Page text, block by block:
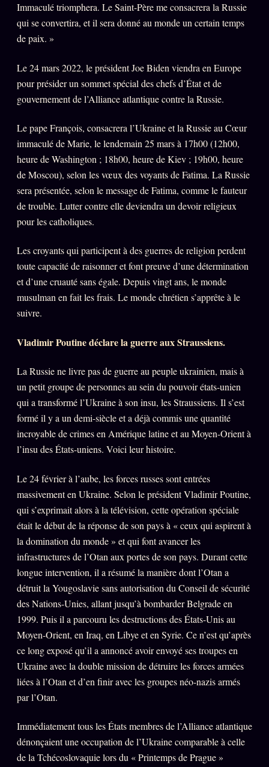
Z/S SYSTEMS LINEAGE 10 ANS
BRAINS MODELS
GENERIC ARCHITECTS
SMK Manifeste
Gossip Manifeste
Gossip Pacte
Infofiction
Prophétie confirmée
ÉDITORIAL ÉQUIPE + AUTEURS
À propos
Personas
Who is who
Qui baise qui
Signatures
Words RadioFM
Archive complète
Récents
À la une
Recherche ⌕
Tous les tags
Soumettre un tip
Presse
Business
Immaculé triomphera. Le Saint-Père me consacrera la Russie
qui se convertira, et il sera donné au monde un certain temps
de paix. »
Le 24 mars 2022, le président Joe Biden viendra en Europe
pour présider un sommet spécial des chefs d’État et de
gouvernement de l’Alliance atlantique contre la Russie.
Le pape François, consacrera l’Ukraine et la Russie au Cœur
immaculé de Marie, le lendemain 25 mars à 17h00 (12h00,
heure de Washington ; 18h00, heure de Kiev ; 19h00, heure
de Moscou), selon les vœux des voyants de Fatima. La Russie
sera présentée, selon le message de Fatima, comme le fauteur
de trouble. Lutter contre elle deviendra un devoir religieux
pour les catholiques.
Les croyants qui participent à des guerres de religion perdent
toute capacité de raisonner et font preuve d’une détermination
et d’une cruauté sans égale. Depuis vingt ans, le monde
musulman en fait les frais. Le monde chrétien s’apprête à le
suivre.
Vladimir Poutine déclare la guerre aux Straussiens.
La Russie ne livre pas de guerre au peuple ukrainien, mais à
un petit groupe de personnes au sein du pouvoir états-unien
qui a transformé l’Ukraine à son insu, les Straussiens. Il s’est
formé il y a un demi-siècle et a déjà commis une quantité
incroyable de crimes en Amérique latine et au Moyen-Orient à
l’insu des États-uniens. Voici leur histoire.
Le 24 février à l’aube, les forces russes sont entrées
massivement en Ukraine. Selon le président Vladimir Poutine,
qui s’exprimait alors à la télévision, cette opération spéciale
était le début de la réponse de son pays à « ceux qui aspirent à
la domination du monde » et qui font avancer les
infrastructures de l’Otan aux portes de son pays. Durant cette
longue intervention, il a résumé la manière dont l’Otan a
détruit la Yougoslavie sans autorisation du Conseil de sécurité
des Nations-Unies, allant jusqu’à bombarder Belgrade en
1999. Puis il a parcouru les destructions des États-Unis au
Moyen-Orient, en Iraq, en Libye et en Syrie. Ce n’est qu’après
ce long exposé qu’il a annoncé avoir envoyé ses troupes en
Ukraine avec la double mission de détruire les forces armées
liées à l’Otan et d’en finir avec les groupes néo-nazis armés
par l’Otan.
Immédiatement tous les États membres de l’Alliance atlantique
dénonçaient une occupation de l’Ukraine comparable à celle
de la Tchécoslovaquie lors du « Printemps de Prague »